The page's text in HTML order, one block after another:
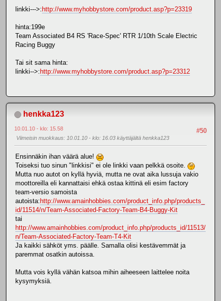
linkki--->:http://www.myhobbystore.com/product.asp?p=23319
hinta:199e
Team Associated B4 RS 'Race-Spec' RTR 1/10th Scale Electric
Racing Buggy
Tai sit sama hinta:
linkki-->:http://www.myhobbystore.com/product.asp?p=23312
henkka123
#50
10.01.10 - klo: 15.58
Viimeisin muokkaus: 10.01.10 - klo: 16.03 käyttäjältä henkka123
Ensinnäkin ihan väärä alue!
Toiseksi tuo sinun "linkkisi" ei ole linkki vaan pelkkä osoite.
Mutta nuo autot on kyllä hyviä, mutta ne ovat aika lussuja vakio
moottoreilla eli kannattaisi ehkä ostaa kittinä eli esim factory
team-versio samoista
autoista: http://www.amainhobbies.com/product_info.php/products_
id/11514/n/Team-Associated-Factory-Team-B4-Buggy-Kit
tai
http://www.amainhobbies.com/product_info.php/products_id/11513/
n/Team-Associated-Factory-Team-T4-Kit
Ja kaikki sähköt yms. päälle. Samalla olisi kestävemmät ja
paremmat osatkin autoissa.
Mutta vois kyllä vähän katsoa mihin aiheeseen laittelee noita
kysymyksiä.